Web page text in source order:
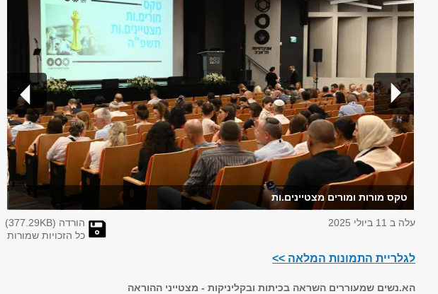
טקס מורות ומורים מצטיינים.ות
עלה ב 11 ביולי 2025 הורדה ( 377.29KB)
כל הזכויות שמורות
לגלריית התמונות המלאה >>
הא.נשים שמעוררים השראה בכיתות ובקליניקות - מצטייני ההוראה